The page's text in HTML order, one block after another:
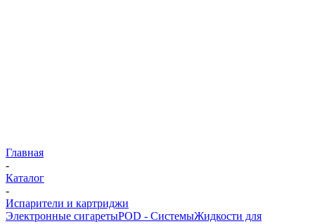
Главная
-
Каталог
-
Испарители и картриджи
Электронные сигаретыPOD - СистемыЖидкости для